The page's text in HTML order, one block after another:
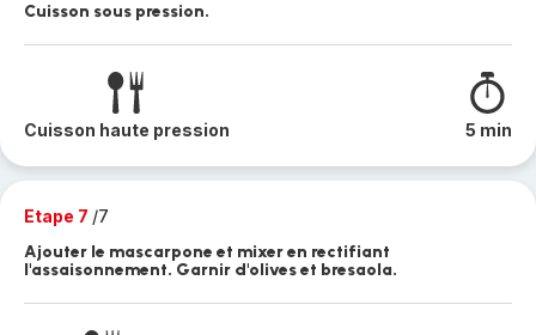
Cuisson sous pression.
Cuisson haute pression 5 min
Etape 7 /7
Ajouter le mascarpone et mixer en rectifiant
l'assaisonnement. Garnir d'olives et bresaola.